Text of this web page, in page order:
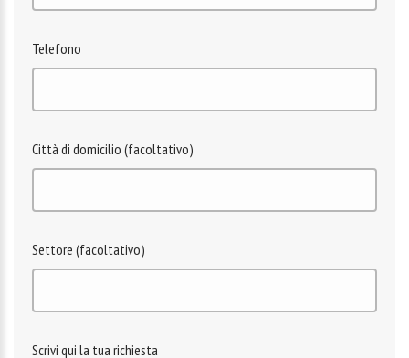
Telefono
Città di domicilio (facoltativo)
Settore (facoltativo)
Scrivi qui la tua richiesta